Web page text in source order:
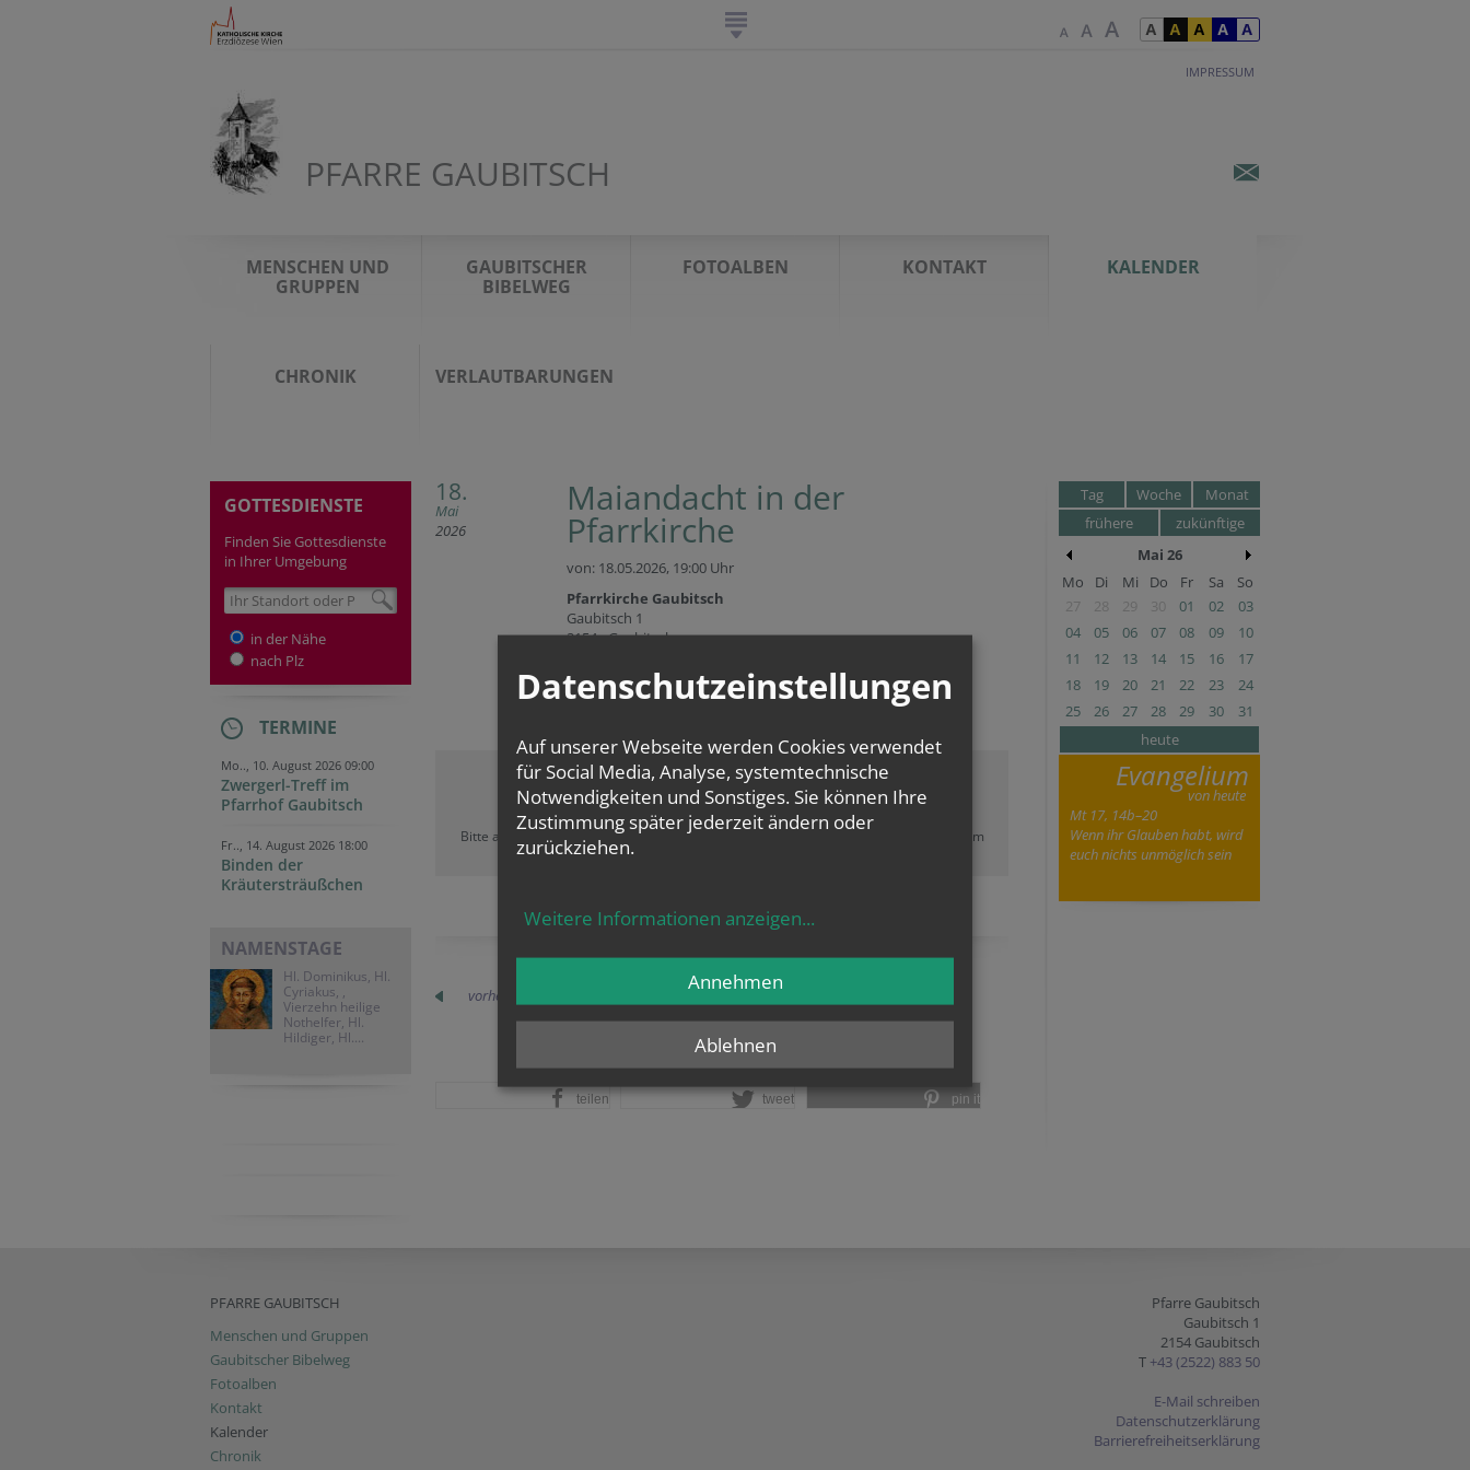
IMPRESSUM
PFARRE GAUBITSCH
MENSCHEN UND
GRUPPEN
GAUBITSCHER
BIBELWEG
FOTOALBEN KONTAKT KALENDER
CHRONIK VERLAUTBARUNGEN
GOTTESDIENSTE
Finden Sie Gottesdienste
in Ihrer Umgebung
in der Nähe
nach Plz
TERMINE
Mo.., 10. August 2026 09:00
Zwergerl-Treff im
Pfarrhof Gaubitsch
Fr.., 14. August 2026 18:00
Binden der
Kräutersträußchen
NAMENSTAGE
Hl. Dominikus, Hl.
Cyriakus, ,
Vierzehn heilige
Nothelfer, Hl.
Hildiger, Hl....
18.
Mai
2026
Maiandacht in der
Pfarrkirche
von: 18.05.2026, 19:00 Uhr
Pfarrkirche Gaubitsch
Gaubitsch 1
2154 - Gaubitsch
Zustimmung erforderlich!
Bitte akzeptieren Sie
Cookies von Google Maps
, um
diesen Inhalt sehen zu können.
vorherige
teilen tweet pin it
Tag Woche
Monat
frühere
zukünftige
Mai 26
Mo
Di Mi Do Fr Sa
So
27
28 29 30 01 02
03
04
05 06 07 08 09
10
11
12 13 14 15 16
17
18
19 20 21 22 23
24
25
26 27 28 29 30
31
heute
Evangelium
von heute
Mt 17, 14b–20
Wenn ihr Glauben habt, wird
euch nichts unmöglich sein
PFARRE GAUBITSCH
Menschen und Gruppen
Gaubitscher Bibelweg
Fotoalben
Kontakt
Kalender
Chronik
Pfarre Gaubitsch
Gaubitsch 1
2154 Gaubitsch
T +43 (2522) 883 50
E-Mail schreiben
Datenschutzerklärung
Barrierefreiheitserklärung
Datenschutzeinstellungen
Auf unserer Webseite werden Cookies verwendet
für Social Media, Analyse, systemtechnische
Notwendigkeiten und Sonstiges. Sie können Ihre
Zustimmung später jederzeit ändern oder
zurückziehen.
Weitere Informationen anzeigen...
Ablehnen
Annehmen